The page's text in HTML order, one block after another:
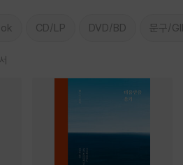
CD/LP DVD/BD 문구/